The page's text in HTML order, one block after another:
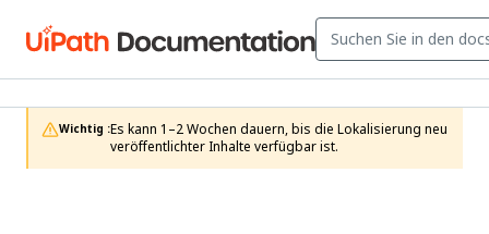
Wichtig :Es kann 1–2 Wochen dauern, bis die Lokalisierung neu
veröffentlichter Inhalte verfügbar ist.